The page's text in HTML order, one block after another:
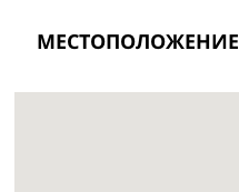
МЕСТОПОЛОЖЕНИЕ